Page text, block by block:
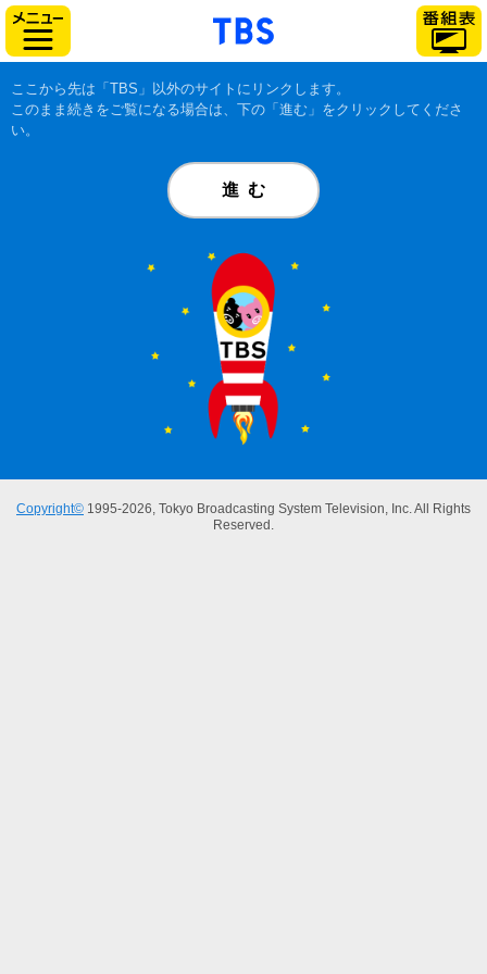
「TBSテレビ」トップ
ここから先は「TBS」以外のサイトにリンクします。
このまま続きをご覧になる場合は、下の「進む」をクリックしてくださ
い。
進む
Copyright© 1995-2026, Tokyo Broadcasting System Television, Inc. All Rights
Reserved.